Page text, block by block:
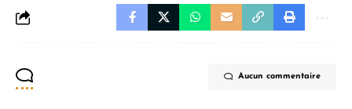
Aucun commentaire